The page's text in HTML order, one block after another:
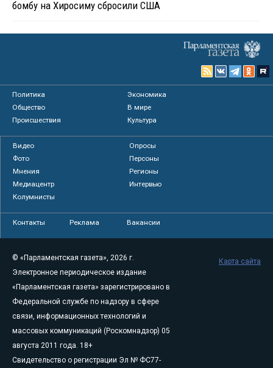
бомбу на Хиросиму сбросили США
Политика
Экономика
Общество
В мире
Происшествия
Культура
Видео
Опросы
Фото
Персоны
Мнения
Регионы
Медиацентр
Интервью
Колумнисты
Контакты Реклама Вакансии
© «Парламентская газета», 2026 г.
Электронное периодическое издание
«Парламентская газета» зарегистрировано в
Федеральной службе по надзору в сфере
связи, информационных технологий и
массовых коммуникаций (Роскомнадзор) 05
августа 2011 года. 18+
Свидетельство о регистрации Эл № ФС77-
Карта сайта